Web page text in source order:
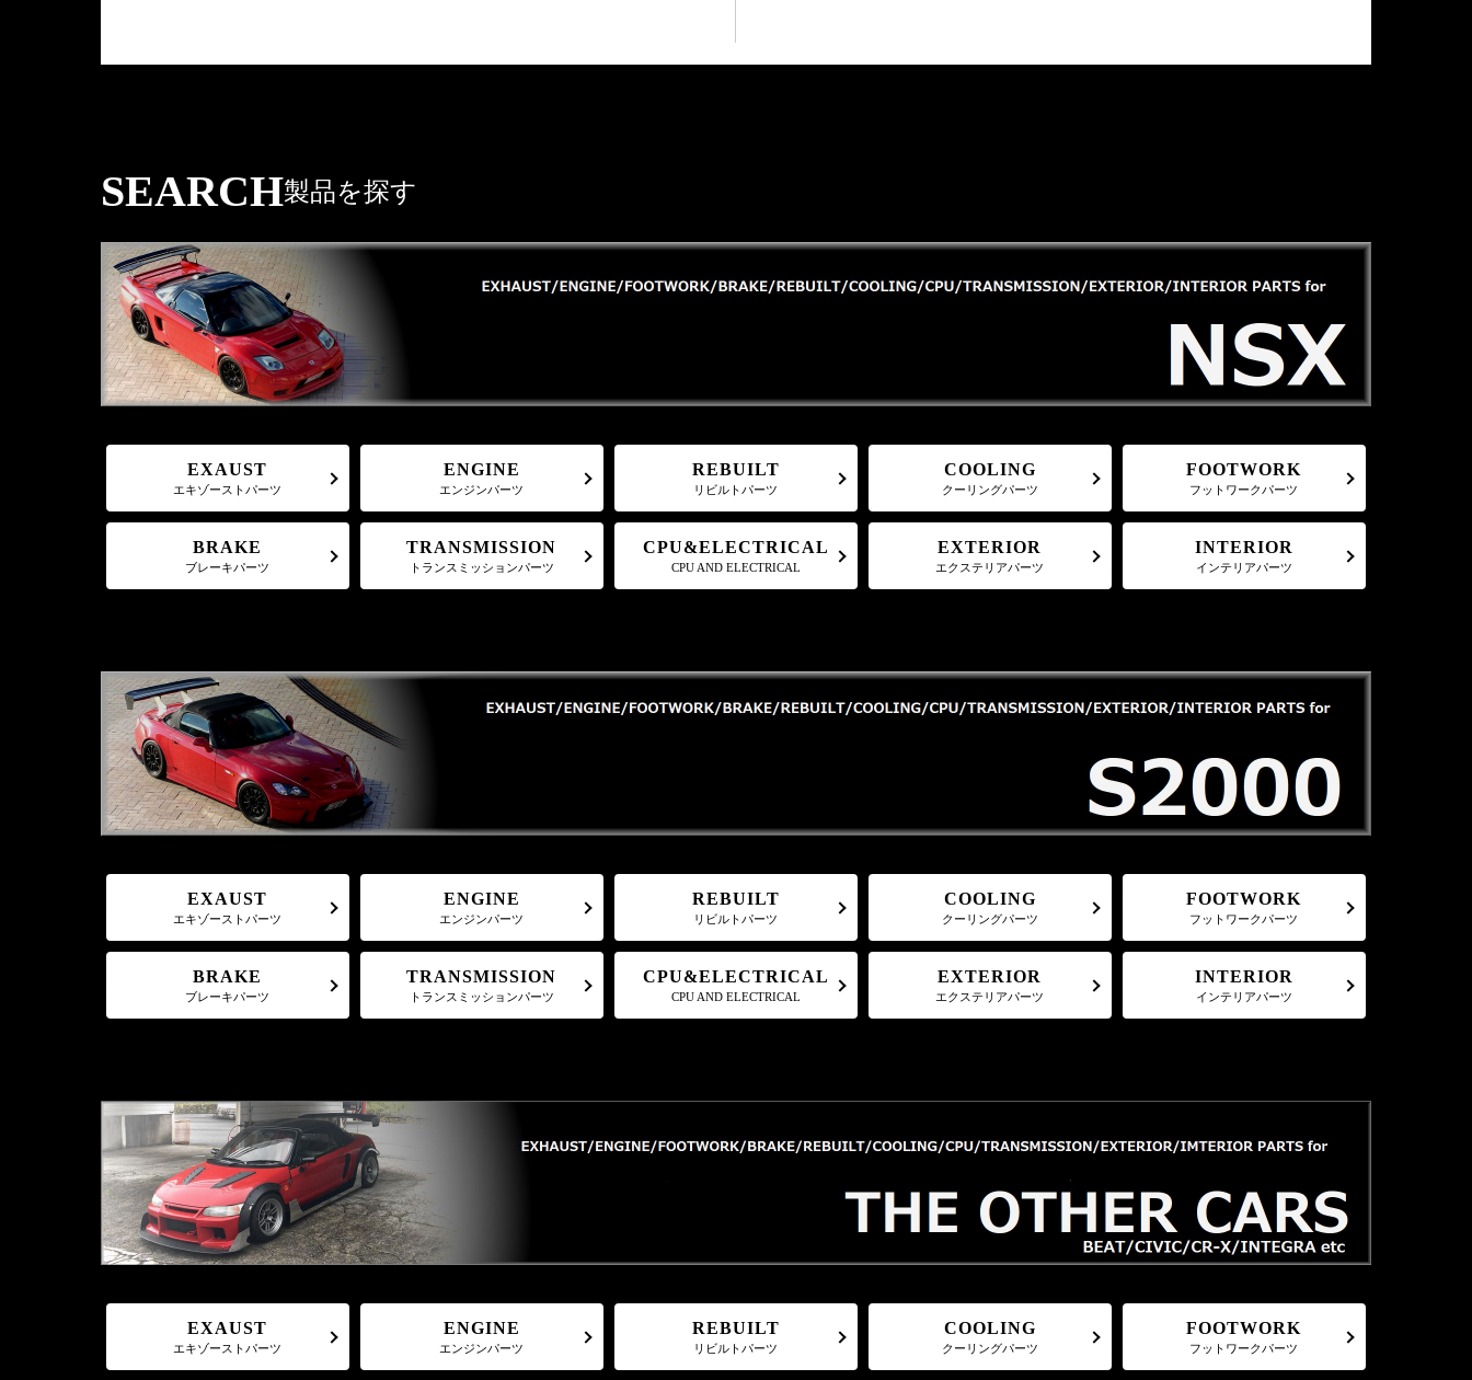
SEARCH製品を探す
EXAUST
エキゾーストパーツ
ENGINE
エンジンパーツ
REBUILT
リビルトパーツ
COOLING
クーリングパーツ
FOOTWORK
フットワークパーツ
BRAKE
ブレーキパーツ
TRANSMISSION
トランスミッションパーツ
CPU&ELECTRICAL
CPU AND ELECTRICAL
EXTERIOR
エクステリアパーツ
INTERIOR
インテリアパーツ
EXAUST
エキゾーストパーツ
ENGINE
エンジンパーツ
REBUILT
リビルトパーツ
COOLING
クーリングパーツ
FOOTWORK
フットワークパーツ
BRAKE
ブレーキパーツ
TRANSMISSION
トランスミッションパーツ
CPU&ELECTRICAL
CPU AND ELECTRICAL
EXTERIOR
エクステリアパーツ
INTERIOR
インテリアパーツ
EXAUST
エキゾーストパーツ
ENGINE
エンジンパーツ
REBUILT
リビルトパーツ
COOLING
クーリングパーツ
FOOTWORK
フットワークパーツ